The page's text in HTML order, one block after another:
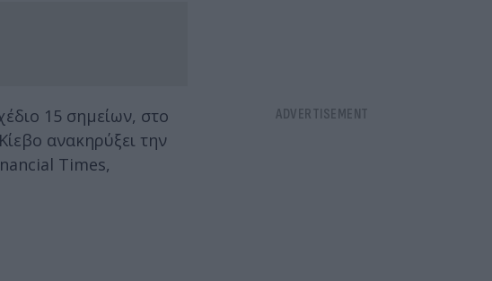
15 σημείων, στο
ανακηρύξει την
Times,